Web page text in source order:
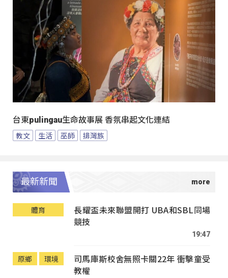
台東pulingau生命故事展 香氛串起文化連結
教文 生活 巫師 排灣族
最新新聞
體育
長耀盃未來聯盟開打 UBA和SBL同場
競技
19:47
原鄉 環境
司馬庫斯校舍無照卡關22年 衝擊童受
教權